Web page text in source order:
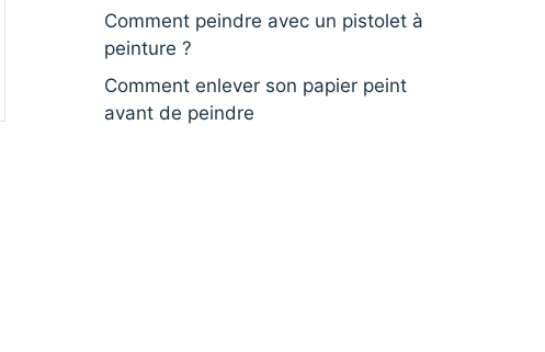
Comment peindre avec un pistolet à
peinture ?
Comment enlever son papier peint
avant de peindre